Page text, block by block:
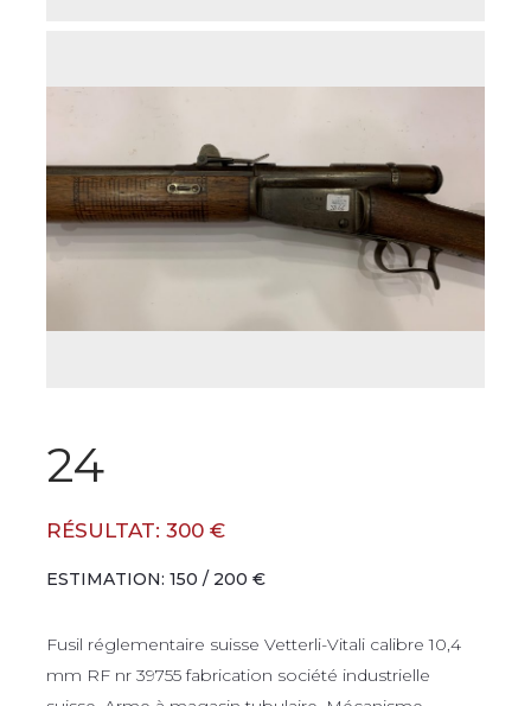
24
RÉSULTAT: 300 €
ESTIMATION: 150 / 200 €
Fusil réglementaire suisse Vetterli-Vitali calibre 10,4
mm RF nr 39755 fabrication société industrielle